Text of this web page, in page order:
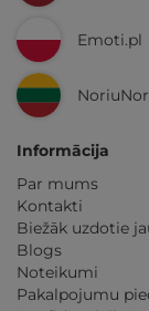
Emoti.pl
Informācija
Par mums
Kontakti
Biežāk uzdotie
Blogs
Noteikumi
Pakalpojumu